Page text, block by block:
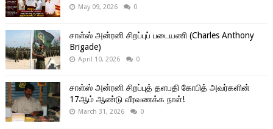
May 09, 2026 0
சாள்ஸ் அன்ரனி சிறப்புப் படையணி (Charles Anthony
Brigade)
April 10, 2026 0
சாள்ஸ் அன்ரனி சிறப்புத் தளபதி கோபித் அவர்களின்
17ஆம் ஆண்டு வீரவணக்க நாள்!
March 31, 2026 0